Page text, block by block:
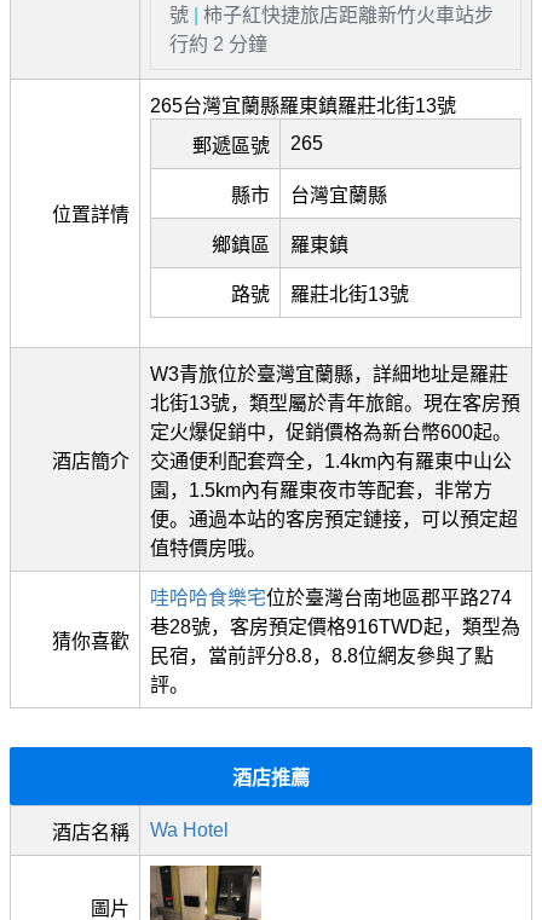
號
柿子紅快捷旅店距離新竹火車站步
行約 2 分鐘
位置詳情
265台灣宜蘭縣羅東鎮羅莊北街13號
郵遞區號
265
縣市 台灣宜蘭縣
鄉鎮區 羅東鎮
路號 羅莊北街13號
酒店簡介
W3青旅位於臺灣宜蘭縣，詳細地址是羅莊
北街13號，類型屬於青年旅館。現在客房預
定火爆促銷中，促銷價格為新台幣600起。
交通便利配套齊全，1.4km內有羅東中山公
園，1.5km內有羅東夜市等配套，非常方
便。通過本站的客房預定鏈接，可以預定超
值特價房哦。
猜你喜歡
哇哈哈食樂宅位於臺灣台南地區郡平路274
巷28號，客房預定價格916TWD起，類型為
民宿，當前評分8.8，8.8位網友參與了點
評。
酒店推薦
酒店名稱 Wa Hotel
圖片